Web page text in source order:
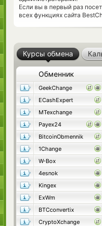
Если вы в первый раз
всех функциях сайта
Курсы обмена
Обменник
GeekChange
ECashExpert
MTexchange
Payex24
BitcoinObmennik
1Change
W-Box
4esnok
Kingex
ExWm
BTCconvertix
CryptoXchange